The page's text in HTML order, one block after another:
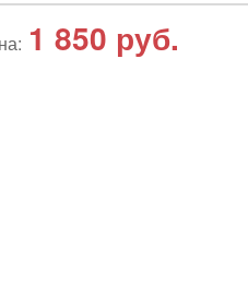
1 850 руб.